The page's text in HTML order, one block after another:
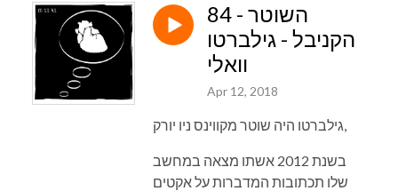
84 - השוטר
הקניבל - גילברטו
וואלי
Apr 12, 2018
גילברטו היה שוטר מקווינס ניו יורק,
בשנת 2012
אשתו מצאה במחשב
שלו תכתובות המדברות על אקטים